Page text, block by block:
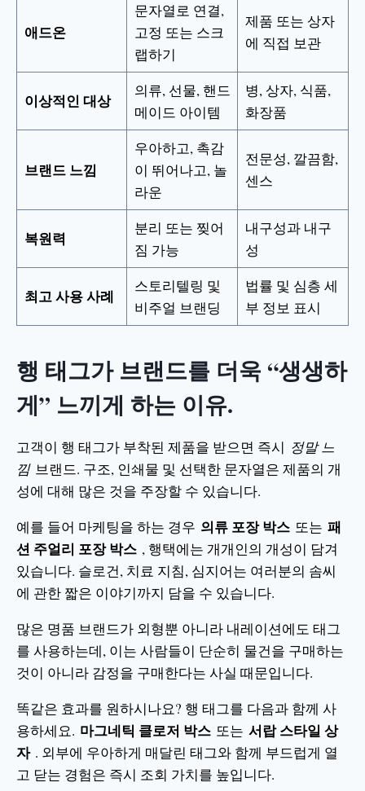
애드온
문자열로 연결,
고정 또는 스크
랩하기
제품 또는 상자
에 직접 보관
이상적인 대상
의류, 선물, 핸드
메이드 아이템
병, 상자, 식품,
화장품
브랜드 느낌
우아하고, 촉감
이 뛰어나고, 놀
라운
전문성, 깔끔함,
센스
복원력
분리 또는 찢어
짐 가능
내구성과 내구
성
최고 사용 사례
스토리텔링 및
비주얼 브랜딩
법률 및 심층 세
부 정보 표시
행 태그가 브랜드를 더욱 “생생하
게” 느끼게 하는 이유.
고객이 행 태그가 부착된 제품을 받으면 즉시 정말 느
낌 브랜드. 구조, 인쇄물 및 선택한 문자열은 제품의 개
성에 대해 많은 것을 주장할 수 있습니다.
예를 들어 마케팅을 하는 경우 의류 포장 박스 또는 패
션 주얼리 포장 박스 , 행택에는 개개인의 개성이 담겨
있습니다. 슬로건, 치료 지침, 심지어는 여러분의 솜씨
에 관한 짧은 이야기까지 담을 수 있습니다.
많은 명품 브랜드가 외형뿐 아니라 내레이션에도 태그
를 사용하는데, 이는 사람들이 단순히 물건을 구매하는
것이 아니라 감정을 구매한다는 사실 때문입니다.
똑같은 효과를 원하시나요? 행 태그를 다음과 함께 사
용하세요. 마그네틱 클로저 박스 또는 서랍 스타일 상
자 . 외부에 우아하게 매달린 태그와 함께 부드럽게 열
고 닫는 경험은 즉시 조회 가치를 높입니다.